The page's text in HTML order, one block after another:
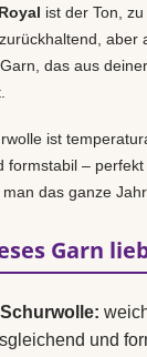
Royal ist der Ton,
aber
das aus
ist
formstabil –
das ganze
Garn
und